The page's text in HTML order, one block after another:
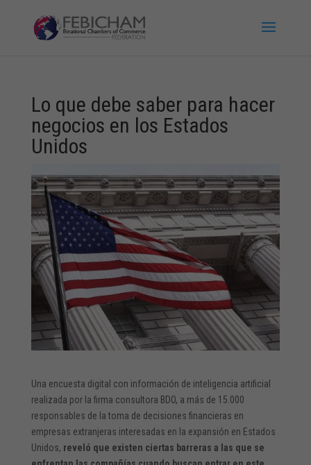
Lo que debe saber para hacer
negocios en los Estados
Unidos
Una encuesta digital con información de inteligencia artificial
realizada por la firma consultora BDO, a más de 15.000
responsables de la toma de decisiones financieras en
empresas extranjeras interesadas en la expansión en Estados
Unidos, reveló que existen ciertas barreras a las que se